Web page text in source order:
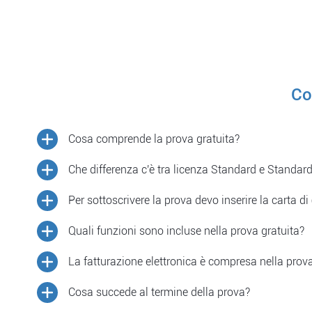
Cosa comprende la prova gratuita?
L'adesione alla prova gratuita non attiva alcun
canone annuale è prevista una commissione una
Che differenza c'è tra licenza Standard e
La licenza Standard Forfettari è riservata agli
gestire l'IVA all'interno delle fatture, in quanto non
Per sottoscrivere la prova devo inserire la carta di
No. Basta solo l'indirizzo email per iniziare a
Quali funzioni sono incluse nella prova gratuita?
Tutte le funzioni della licenza Premium Plus,
Puoi emettere fino a 100 documenti e registrare
La fatturazione elettronica è compresa nella
No, durante la prova gratuita non è possibile
elettroniche. Puoi però provare a creare i
Cosa succede al termine della prova?